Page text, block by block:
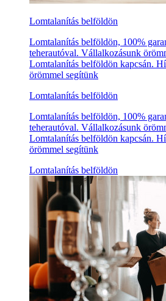
Lomtalanítás belföldön
Lomtalanítás belföldön, 100%
teherautóval. Vállalkozásunk
Lomtalanítás belföldön kapcsán.
örömmel segítünk
Lomtalanítás belföldön
Lomtalanítás belföldön, 100%
teherautóval. Vállalkozásunk
Lomtalanítás belföldön kapcsán.
örömmel segítünk
Lomtalanítás belföldön